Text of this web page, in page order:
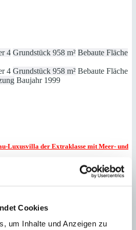
Cookies
um Inhalte und Anzeigen zu
4 Grundstück 958 m² Bebaute Fläche
4 Grundstück 958 m² Bebaute Fläche
Baujahr 1999
Luxusvilla der Extraklasse mit Meer- und
5 Grundstück 1.812 m² Bebaute